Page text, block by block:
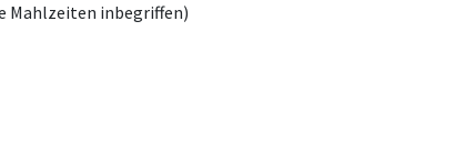
Mahlzeiten inbegriffen)